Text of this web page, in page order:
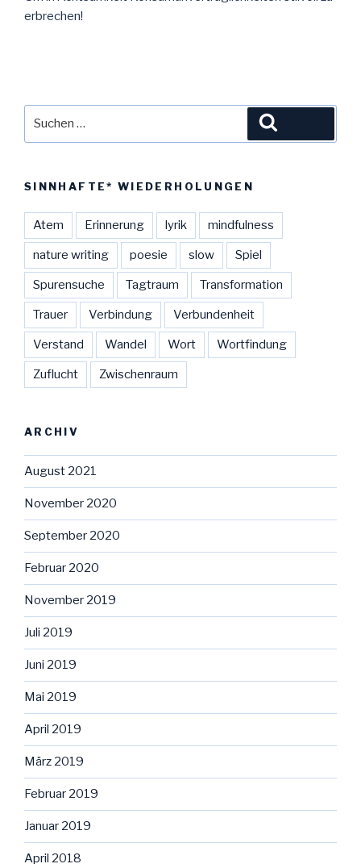
erbrechen!
SINNHAFTE* WIEDERHOLUNGEN
Atem Erinnerung lyrik mindfulness
nature writing poesie slow Spiel
Spurensuche Tagtraum Transformation
Trauer Verbindung Verbundenheit
Verstand Wandel Wort Wortfindung
Zuflucht Zwischenraum
ARCHIV
August 2021
November 2020
September 2020
Februar 2020
November 2019
Juli 2019
Juni 2019
Mai 2019
April 2019
März 2019
Februar 2019
Januar 2019
April 2018